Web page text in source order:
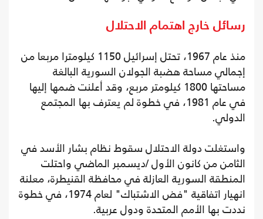
رسائل خارج اهتمام الاحتلال
منذ عام 1967، تحتل إسرائيل 1150 كيلومترا مربعا من
إجمالي مساحة هضبة الجولان السورية البالغة
مساحتها 1800 كيلومتر مربع، وقد أعلنت ضمها إليها
في عام 1981، في خطوة لم يعترف بها المجتمع
الدولي.
واستغلت دولة الاحتلال سقوط نظام بشار الأسد في
الثامن من كانون الأول /ديسمبر الماضي واحتلت
المنطقة السورية العازلة في محافظة القنيطرة، معلنة
انهيار اتفاقية "فض الاشتباك" لعام 1974، في خطوة
نددت بها الأمم المتحدة ودول عربية.